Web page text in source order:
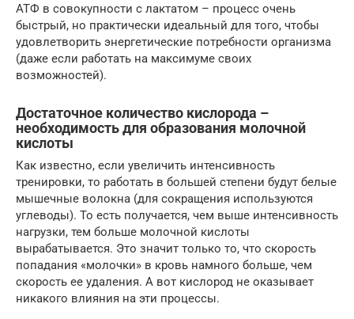
АТФ в совокупности с лактатом – процесс очень
быстрый, но практически идеальный для того, чтобы
удовлетворить энергетические потребности организма
(даже если работать на максимуме своих
возможностей).
Достаточное количество кислорода –
необходимость для образования молочной
кислоты
Как известно, если увеличить интенсивность
тренировки, то работать в большей степени будут белые
мышечные волокна (для сокращения используются
углеводы). То есть получается, чем выше интенсивность
нагрузки, тем больше молочной кислоты
вырабатывается. Это значит только то, что скорость
попадания «молочки» в кровь намного больше, чем
скорость ее удаления. А вот кислород не оказывает
никакого влияния на эти процессы.